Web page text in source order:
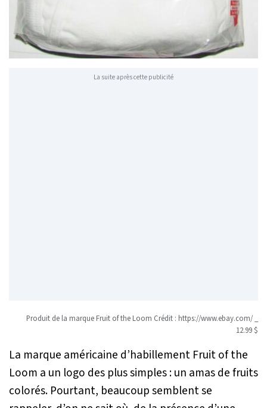
La suite après cette publicité
Produit de la marque Fruit of the Loom Crédit : https://www.ebay.com/ _
12.99 $
La marque américaine d’habillement Fruit of the
Loom a un logo des plus simples : un amas de fruits
colorés. Pourtant, beaucoup semblent se